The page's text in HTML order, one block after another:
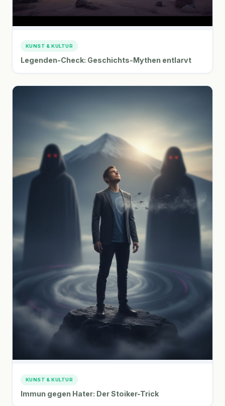
KUNST & KULTUR
Legenden-Check: Geschichts-Mythen entlarvt
KUNST & KULTUR
Immun gegen Hater: Der Stoiker-Trick